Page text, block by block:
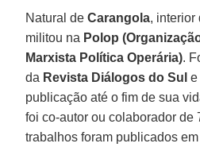
Natural deCarangola, interior
militou na Polop
Marxista Política Operária).
da Revista Diálogos do Sul e
publicação até o fim de sua
foi co-autor ou colaborador de
trabalhos foram publicados